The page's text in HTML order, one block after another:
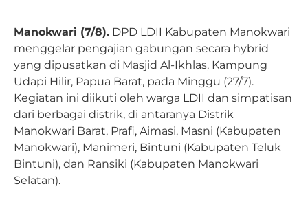
Manokwari (7/8). DPD LDII Kabupaten Manokwari
menggelar pengajian gabungan secara hybrid
yang dipusatkan di Masjid Al-Ikhlas, Kampung
Udapi Hilir, Papua Barat, pada Minggu (27/7).
Kegiatan ini diikuti oleh warga LDII dan simpatisan
dari berbagai distrik, di antaranya Distrik
Manokwari Barat, Prafi, Aimasi, Masni (Kabupaten
Manokwari), Manimeri, Bintuni (Kabupaten Teluk
Bintuni), dan Ransiki (Kabupaten Manokwari
Selatan).